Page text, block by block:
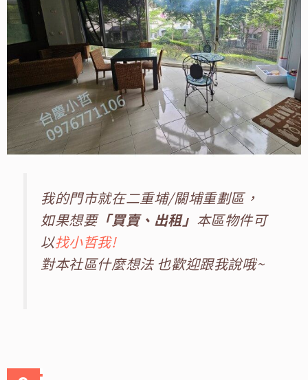
我的門市就在二重埔/關埔重劃區，
如果想要「買賣、出租」 本區物件可
以找小哲我!
對本社區什麼想法 也歡迎跟我說哦~